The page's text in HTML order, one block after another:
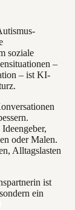
soziale
–
– ist KI-
oder Malen.
Alltagslasten
ist
ein